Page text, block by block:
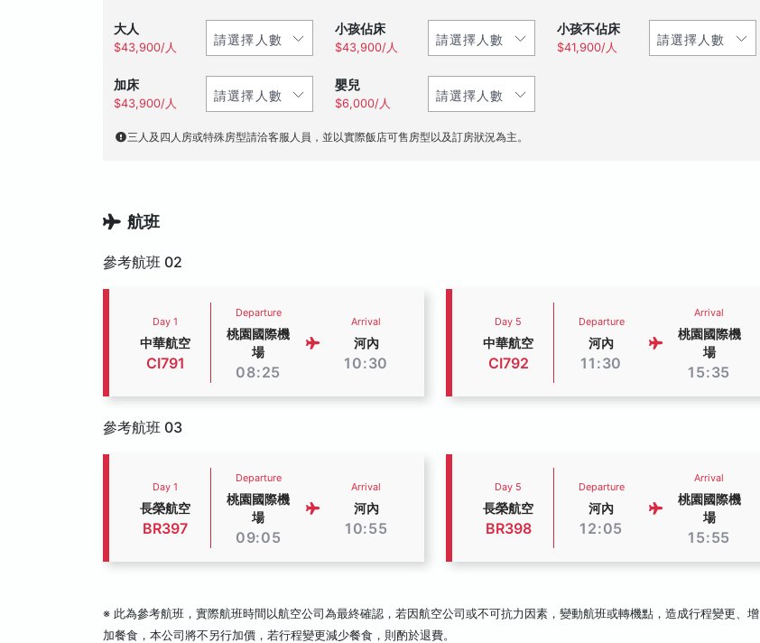
大人
$43,900/人
小孩佔床
$43,900/人
小孩不佔床
$41,900/人
加床
$43,900/人
嬰兒
$6,000/人
三人及四人房或特殊房型請洽客服人員，並以實際飯店可售房型以及訂房狀況為主。
航班
參考航班 02
Day 1
中華航空
CI791
Departure
桃園國際機
場
08:25
Arrival
河內
10:30
Day 5
中華航空
CI792
Departure
河內
11:30
Arrival
桃園國際機
場
15:35
參考航班 03
Day 1
長榮航空
BR397
Departure
桃園國際機
場
09:05
Arrival
河內
10:55
Day 5
長榮航空
BR398
Departure
河內
12:05
Arrival
桃園國際機
場
15:55
※ 此為參考航班，實際航班時間以航空公司為最終確認，若因航空公司或不可抗力因素，變動航班或轉機點，造成行程變更、增
加餐食，本公司將不另行加價，若行程變更減少餐食，則酌於退費。